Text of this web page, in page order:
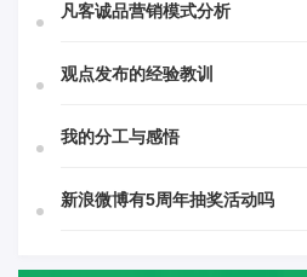
凡客诚品营销模式分析
观点发布的经验教训
我的分工与感悟
新浪微博有5周年抽奖活动吗